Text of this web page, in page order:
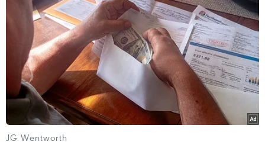
07/09/2021 23:08
Apple vừa chính thức xác nhận sẽ tổ chức sự kiện ra
mắt sản phẩm mới vào ngày 14/9 tới, theo đó iPhone 13
series, Apple Watch 7 và AirPods 3 là những model
đang rất được trông đợi khi ra mắt.
JG Wentworth